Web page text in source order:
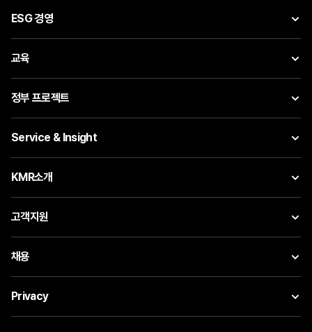
ESG 경영
교육
정부 프로젝트
Service & Insight
KMR소개
고객지원
채용
Privacy